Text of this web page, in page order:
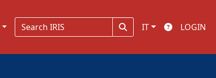
IT LOGIN